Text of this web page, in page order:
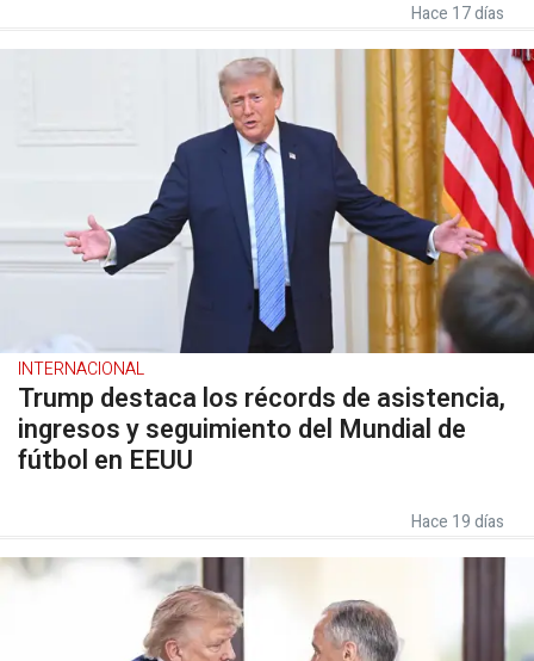
Hace 17 días
INTERNACIONAL
Trump destaca los récords de asistencia,
ingresos y seguimiento del Mundial de
fútbol en EEUU
Hace 19 días